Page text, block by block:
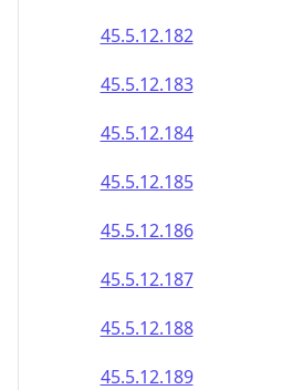
45.5.12.182
45.5.12.183
45.5.12.184
45.5.12.185
45.5.12.186
45.5.12.187
45.5.12.188
45.5.12.189